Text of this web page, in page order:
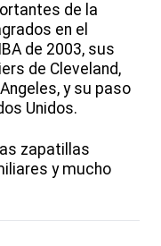
de la
en el
de 2003, sus
de Cleveland,
y su paso
Unidos.
zapatillas
y mucho